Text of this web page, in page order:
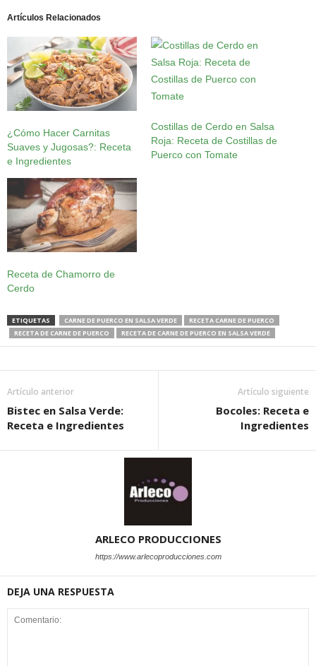
Artículos Relacionados
¿Cómo Hacer Carnitas
Suaves y Jugosas?: Receta
e Ingredientes
Costillas de Cerdo en Salsa
Roja: Receta de Costillas de
Puerco con Tomate
Receta de Chamorro de
Cerdo
ETIQUETAS CARNE DE PUERCO EN SALSA VERDE
RECETA CARNE DE PUERCO
RECETA DE CARNE DE PUERCO
RECETA DE CARNE DE PUERCO EN SALSA VERDE
Artículo anterior
Bistec en Salsa Verde:
Receta e Ingredientes
Artículo siguiente
Bocoles: Receta e
Ingredientes
ARLECO PRODUCCIONES
https://www.arlecoproducciones.com
DEJA UNA RESPUESTA